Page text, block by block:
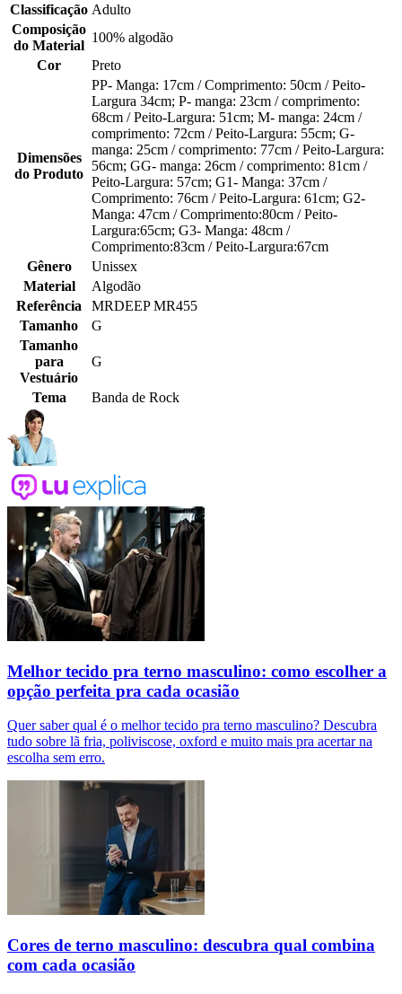
Classificação Adulto
Composição
do Material
100% algodão
Cor
Preto
Dimensões
do Produto
PP- Manga: 17cm / Comprimento: 50cm / Peito-
Largura 34cm; P- manga: 23cm / comprimento:
68cm / Peito-Largura: 51cm; M- manga: 24cm /
comprimento: 72cm / Peito-Largura: 55cm; G-
manga: 25cm / comprimento: 77cm / Peito-Largura:
56cm; GG- manga: 26cm / comprimento: 81cm /
Peito-Largura: 57cm; G1- Manga: 37cm /
Comprimento: 76cm / Peito-Largura: 61cm; G2-
Manga: 47cm / Comprimento:80cm / Peito-
Largura:65cm; G3- Manga: 48cm /
Comprimento:83cm / Peito-Largura:67cm
Gênero
Unissex
Material
Algodão
Referência
MRDEEP MR455
Tamanho
G
Tamanho
para
Vestuário
G
Tema Banda de Rock
Melhor tecido pra terno masculino: como escolher a
opção perfeita pra cada ocasião
Quer saber qual é o melhor tecido pra terno masculino? Descubra
tudo sobre lã fria, poliviscose, oxford e muito mais pra acertar na
escolha sem erro.
Cores de terno masculino: descubra qual combina
com cada ocasião